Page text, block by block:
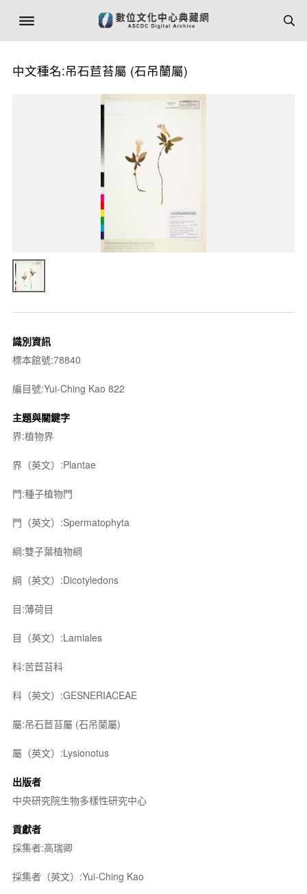
中文種名:吊石苣苔屬 (石吊蘭屬)
識別資訊
標本館號:78840
編目號:Yui-Ching Kao 822
主題與關鍵字
界:植物界
界（英文）:Plantae
門:種子植物門
門（英文）:Spermatophyta
綱:雙子葉植物綱
綱（英文）:Dicotyledons
目:薄荷目
目（英文）:Lamiales
科:苦苣苔科
科（英文）:GESNERIACEAE
屬:吊石苣苔屬 (石吊蘭屬)
屬（英文）:Lysionotus
出版者
中央研究院生物多樣性研究中心
貢獻者
採集者:高瑞卿
採集者（英文）:Yui-Ching Kao